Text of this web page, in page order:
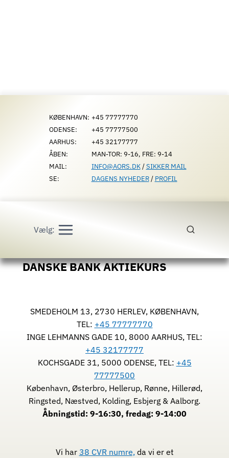
KØBENHAVN: +45 77777770
ODENSE:
+45 77777500
AARHUS:
+45 32177777
ÅBEN:
MAN-TOR: 9-16, FRE: 9-14
MAIL:
INFO@AORS.DK/SIKKER MAIL
SE:
DAGENS NYHEDER/ PROFIL
Vælg:
DANSKE BANK AKTIEKURS
SMEDEHOLM 13, 2730 HERLEV, KØBENHAVN,
TEL: +45 77777770
INGE LEHMANNS GADE 10, 8000 AARHUS, TEL:
+45 32177777
KOCHSGADE 31, 5000 ODENSE, TEL: +45
77777500
København, Østerbro, Hellerup, Rønne, Hillerød,
Ringsted, Næstved, Kolding, Esbjerg & Aalborg.
Åbningstid: 9-16:30, fredag: 9-14:00
Vi har 38 CVR numre,da vi er et